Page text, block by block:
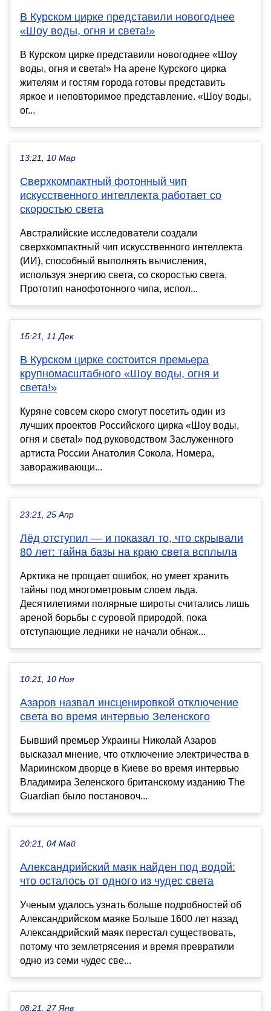
В Курском цирке представили новогоднее
«Шоу воды, огня и света!»
В Курском цирке представили новогоднее «Шоу
воды, огня и света!» На арене Курского цирка
жителям и гостям города готовы представить
яркое и неповторимое представление. «Шоу воды,
ог...
13:21, 10 Мар
Сверхкомпактный фотонный чип
искусственного интеллекта работает со
скоростью света
Австралийские исследователи создали
сверхкомпактный чип искусственного интеллекта
(ИИ), способный выполнять вычисления,
используя энергию света, со скоростью света.
Прототип нанофотонного чипа, испол...
15:21, 11 Дек
В Курском цирке состоится премьера
крупномасштабного «Шоу воды, огня и
света!»
Куряне совсем скоро смогут посетить один из
лучших проектов Российского цирка «Шоу воды,
огня и света!» под руководством Заслуженного
артиста России Анатолия Сокола. Номера,
завораживающи...
23:21, 25 Апр
Лёд отступил — и показал то, что скрывали
80 лет: тайна базы на краю света всплыла
Арктика не прощает ошибок, но умеет хранить
тайны под многометровым слоем льда.
Десятилетиями полярные широты считались лишь
ареной борьбы с суровой природой, пока
отступающие ледники не начали обнаж...
10:21, 10 Ноя
Азаров назвал инсценировкой отключение
света во время интервью Зеленского
Бывший премьер Украины Николай Азаров
высказал мнение, что отключение электричества в
Мариинском дворце в Киеве во время интервью
Владимира Зеленского британскому изданию The
Guardian было постановоч...
20:21, 04 Май
Александрийский маяк найден под водой:
что осталось от одного из чудес света
Ученым удалось узнать больше подробностей об
Александрийском маяке Больше 1600 лет назад
Александрийский маяк перестал существовать,
потому что землетрясения и время превратили
одно из семи чудес све...
08:21, 27 Янв